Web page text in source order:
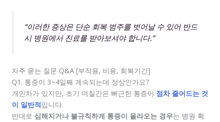
“이러한 증상은 단순 회복 범주를 벗어날 수 있어 반드
시 병원에서 진료를 받아보셔야 합니다.”
자주 묻는 질문 Q&A [부작용, 비용, 회복기간]
Q1. 통증이 3~4일째 계속되는데 정상인가요?
개인차가 있지만, 초기 며칠간은 뻐근한 통증이 점차 줄어드는 것
이 일반적입니다.
반대로 심해지거나 불규칙하게 통증이 올라오는 경우는 병원 확